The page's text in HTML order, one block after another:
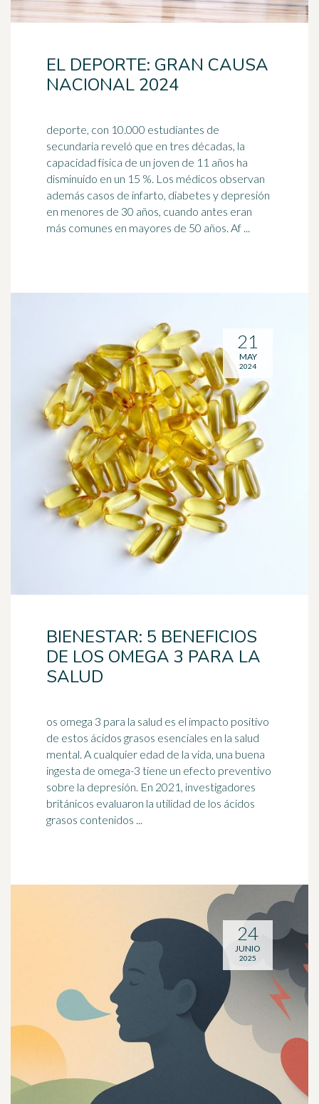
EL DEPORTE: GRAN CAUSA
NACIONAL 2024
deporte, con 10.000 estudiantes de
secundaria reveló que en tres décadas, la
capacidad física de un joven de 11 años ha
disminuido en un 15 %. Los médicos observan
además casos de infarto, diabetes y depresión
en menores de 30 años, cuando antes eran
más comunes en mayores de 50 años. Af ...
BIENESTAR: 5 BENEFICIOS
DE LOS OMEGA 3 PARA LA
SALUD
os omega 3 para la salud es el impacto positivo
de estos ácidos grasos esenciales en la salud
mental. A cualquier edad de la vida, una buena
ingesta de omega-3 tiene un efecto preventivo
sobre la depresión. En 2021, investigadores
británicos evaluaron la utilidad de los ácidos
grasos contenidos ...
21
MAY
2024
24
JUNIO
2025